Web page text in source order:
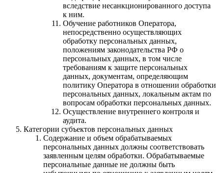
вследствие несанкционированного доступа
к ним.
Обучение работников Оператора,
непосредственно осуществляющих
обработку персональных данных,
положениям законодательства РФ о
персональных данных, в том числе
требованиям к защите персональных
данных, документам, определяющим
политику Оператора в отношении обработки
персональных данных, локальным актам по
вопросам обработки персональных данных.
Осуществление внутреннего контроля и
аудита.
Категории субъектов персональных данных
Содержание и объем обрабатываемых
персональных данных должны соответствовать
заявленным целям обработки. Обрабатываемые
персональные данные не должны быть